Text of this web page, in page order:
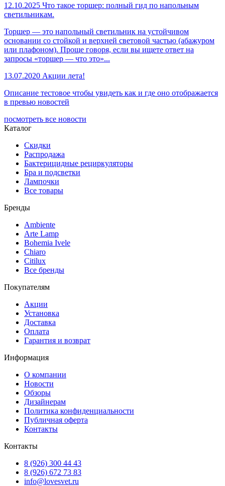
12.10.2025 Что такое торшер: полный гид по напольным
светильникам.
Торшер — это напольный светильник на устойчивом
основании со стойкой и верхней световой частью (абажуром
или плафоном). Проще говоря, если вы ищете ответ на
запросы «торшер — что это»...
13.07.2020 Акции лета!
Описание тестовое чтобы увидеть как и где оно отображается
в превью новостей
посмотреть все новости
Каталог
Скидки
Распродажа
Бактерицидные рециркуляторы
Бра и подсветки
Лампочки
Все товары
Бренды
Ambiente
Arte Lamp
Bohemia Ivele
Chiaro
Citilux
Все бренды
Покупателям
Акции
Установка
Доставка
Оплата
Гарантия и возврат
Информация
О компании
Новости
Обзоры
Дизайнерам
Политика конфиденциальности
Публичная оферта
Контакты
Контакты
8 (926) 300 44 43
8 (926) 672 73 83
info@lovesvet.ru